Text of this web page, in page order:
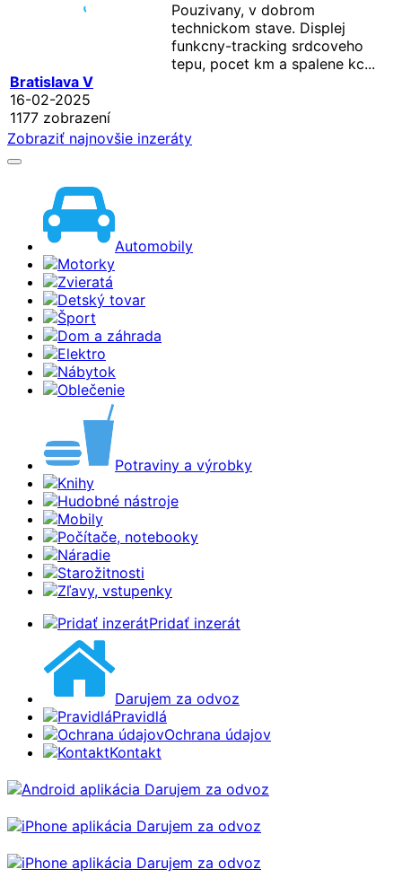
Pouzivany, v dobrom
technickom stave. Displej
funkcny-tracking srdcoveho
tepu, pocet km a spalene kc...
Bratislava V
16-02-2025
1177 zobrazení
Zobraziť najnovšie inzeráty
Automobily
Motorky
Zvieratá
Detský tovar
Šport
Dom a záhrada
Elektro
Nábytok
Oblečenie
Potraviny a výrobky
Knihy
Hudobné nástroje
Mobily
Počítače, notebooky
Náradie
Starožitnosti
Zľavy, vstupenky
Pridať inzerát
Darujem za odvoz
Pravidlá
Ochrana údajov
Kontakt